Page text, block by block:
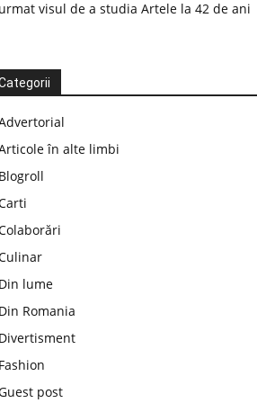
urmat visul de a studia Artele la 42 de ani
în alte limbi
Blogroll
Din lume
Din Romania
Divertisment
Fashion
post